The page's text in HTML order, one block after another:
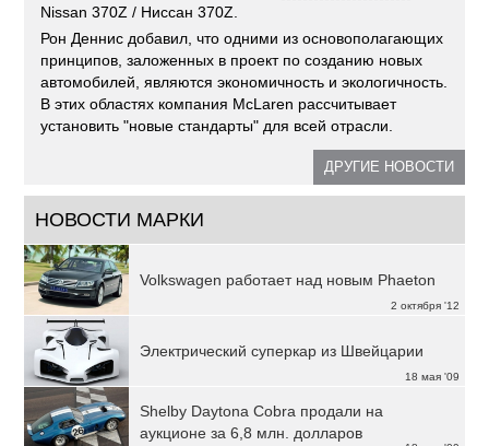
Nissan 370Z / Ниссан 370Z.
Рон Деннис добавил, что одними из основополагающих
принципов, заложенных в проект по созданию новых
автомобилей, являются экономичность и экологичность.
В этих областях компания McLaren рассчитывает
установить "новые стандарты" для всей отрасли.
ДРУГИЕ НОВОСТИ
НОВОСТИ МАРКИ
2 октября '12
Volkswagen работает над новым Phaeton
18 мая '09
Электрический суперкар из Швейцарии
Shelby Daytona Cobra продали на
аукционе за 6,8 млн. долларов